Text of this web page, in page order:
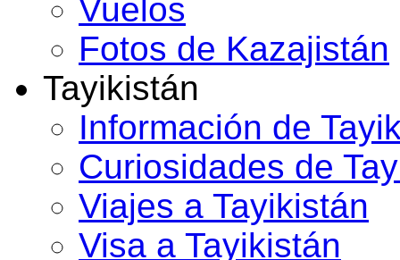
Vuelos
Fotos de Kazajistán
Tayikistán
Información de
Curiosidades de
Viajes a Tayikistán
Visa a Tayikistán